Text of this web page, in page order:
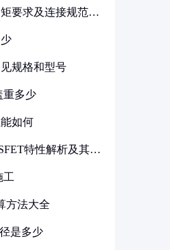
要求及连接规范详
规格和型号
重多少
如何
特性解析及其在
工
方法大全
是多少